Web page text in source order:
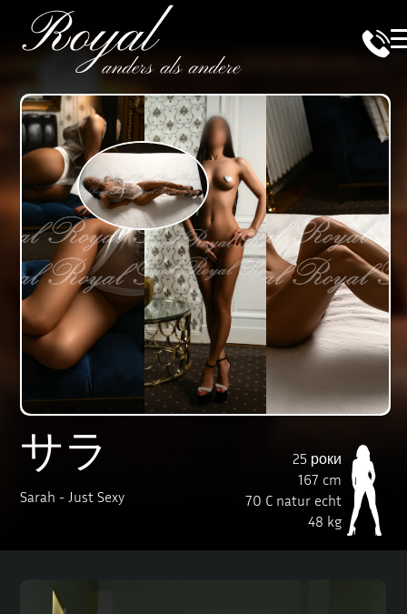
サラ
Sarah - Just Sexy
25 роки
167 cm
70 C natur echt
48 kg